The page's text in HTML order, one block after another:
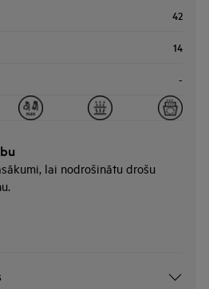
42
14
-
lai nodrošinātu drošu